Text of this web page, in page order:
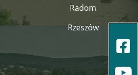
Radom
Rzeszów